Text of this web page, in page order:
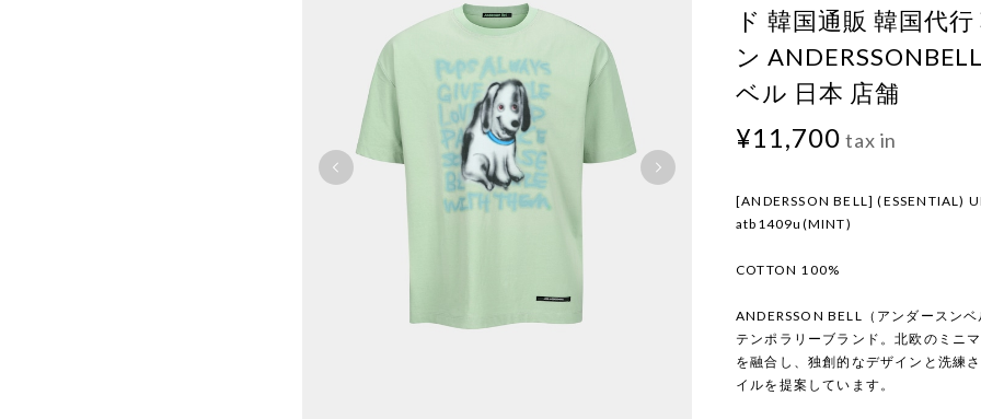
ド 韓国通販 韓国代
ン
ベル 日本 店舗
¥11,700 tax in
[ANDERSSON BELL] (ESSENTIAL)
atb1409u(MINT)
COTTON 100%
ANDERSSON BELL（アンダースン
テンポラリーブランド。北欧のミニ
を融合し、独創的なデザインと洗練
イルを提案しています。